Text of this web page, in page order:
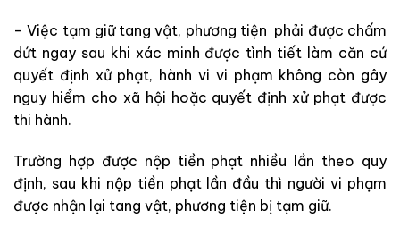
– Việc tạm giữ tang vật, phương tiện phải được chấm
dứt ngay sau khi xác minh được tình tiết làm căn cứ
quyết định xử phạt, hành vi vi phạm không còn gây
nguy hiểm cho xã hội hoặc quyết định xử phạt được
thi hành.
Trường hợp được nộp tiền phạt nhiều lần theo quy
định, sau khi nộp tiền phạt lần đầu thì người vi phạm
được nhận lại tang vật, phương tiện bị tạm giữ.